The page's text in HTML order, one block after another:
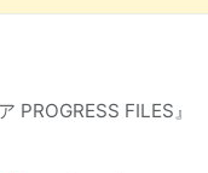
PROGRESS FILES』